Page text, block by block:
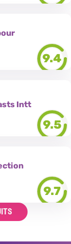
9.4
Intt
9.5
9.7